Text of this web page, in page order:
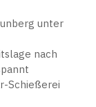
unter
nach
Schießerei